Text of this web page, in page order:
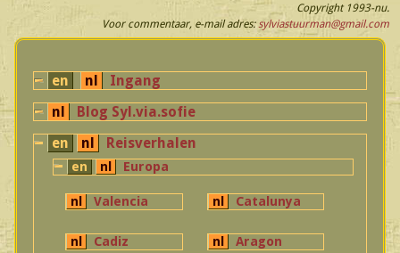
Copyright 1993-nu.
Voor commentaar, e-mail adres:sylviastuurman@gmail.com
en nl
Ingang
nl
Blog Syl.via.sofie
en
nl Reisverhalen
en nl Europa
nl Valencia nl Catalunya
nl Cadiz nl Aragon